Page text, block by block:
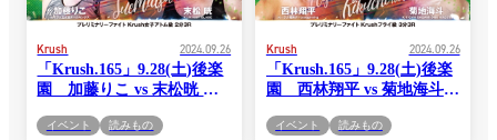
Krush 2024.09.26
「Krush.165」9.28(土)後楽
園 加藤りこ vs 末松晄 コ
試合になりますが、強くな
イベント 読みもの
Krush 2024.09.26
「Krush.165」9.28(土)後楽
園 西林翔平 vs 菊地海斗
ナリーファイトから会場を
イベント 読みもの